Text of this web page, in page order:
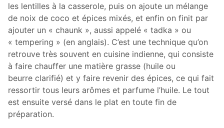
les lentilles à la casserole, puis on ajoute un mélange
de noix de coco et épices mixés, et enfin on finit par
ajouter un « chaunk », aussi appelé « tadka » ou
« tempering » (en anglais). C’est une technique qu’on
retrouve très souvent en cuisine indienne, qui consiste
à faire chauffer une matière grasse (huile ou
beurre clarifié) et y faire revenir des épices, ce qui fait
ressortir tous leurs arômes et parfume l’huile. Le tout
est ensuite versé dans le plat en toute fin de
préparation.